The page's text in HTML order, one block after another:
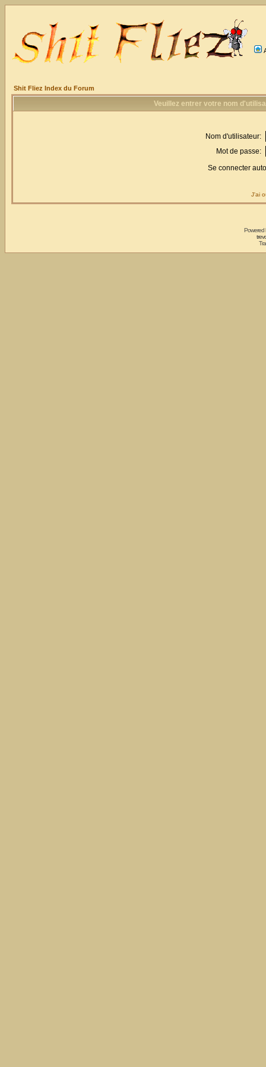
Shit Fliez Index du Forum
Veuillez entrer votre nom
Nom d'utilisateur:
Mot de passe:
Se connecter
J'ai
Powered